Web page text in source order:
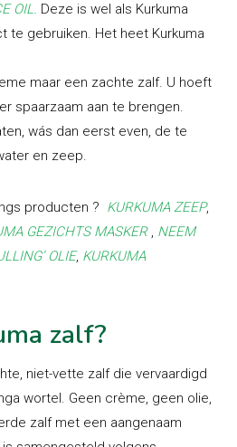
OIL. Deze is wel als Kurkuma
te gebruiken. Het heet Kurkuma
maar een zachte zalf. U hoeft
spaarzaam aan te brengen.
wás dan eerst even, de te
en zeep.
producten ? KURKUMA ZEEP,
GEZICHTS MASKER , NEEM
OLIE, KURKUMA
zalf?
niet-vette zalf die vervaardigd
wortel. Geen crème, geen olie,
zalf met een aangenaam